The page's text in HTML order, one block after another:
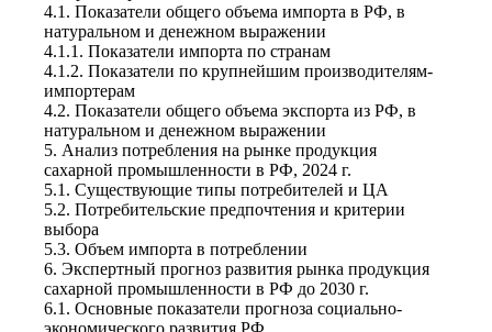
4.1. Показатели общего объема импорта в РФ, в
натуральном и денежном выражении
4.1.1. Показатели импорта по странам
4.1.2. Показатели по крупнейшим производителям-
импортерам
4.2. Показатели общего объема экспорта из РФ, в
натуральном и денежном выражении
5. Анализ потребления на рынке продукция
сахарной промышленности в РФ, 2024 г.
5.1. Существующие типы потребителей и ЦА
5.2. Потребительские предпочтения и критерии
выбора
5.3. Объем импорта в потреблении
6. Экспертный прогноз развития рынка продукция
сахарной промышленности в РФ до 2030 г.
6.1. Основные показатели прогноза социально-
экономического развития РФ